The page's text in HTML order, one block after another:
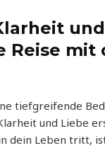
Reise mit
tiefgreifende
und Liebe
dein Leben tritt,